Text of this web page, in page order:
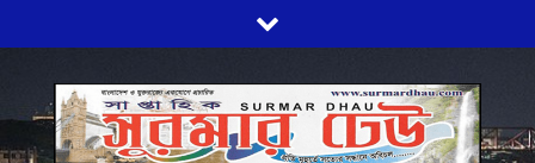
to
content